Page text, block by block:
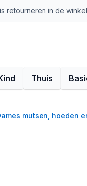
retourneren in de winkel
Thuis
mutsen, hoeden